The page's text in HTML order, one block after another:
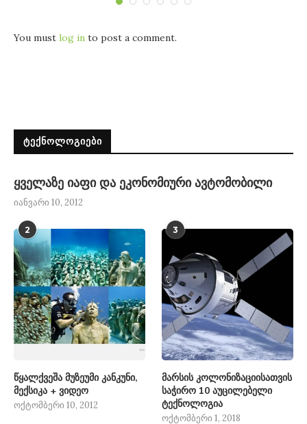
You must log in to post a comment.
ᲢᲔᲥᲜᲝᲚᲝᲒᲘᲔᲑᲘ
ყველაზე იაფი და ეკონომიური ავტომობილი
იანვარი 10, 2012
2
წყალქვეშა მუზეუმი კანკუნი,
მექსიკა + ვიდეო
ოქტომბერი 10, 2012
3
მარსის კოლონიზაციისათვის
საჭირო 10 აუცილებელი
ტექნოლოგია
ოქტომბერი 1, 2018